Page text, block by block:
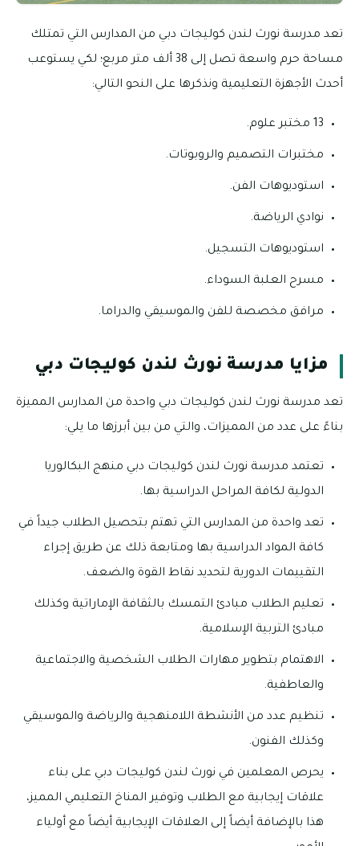
تعد مدرسة نورث لندن كوليجات دبي من المدارس التي تمتلك
مساحة حرم واسعة تصل إلى 38 ألف متر مربع؛ لكي يستوعب
أحدث الأجهزة التعليمية ونذكرها على النحو التالي:
13 مختبر علوم.
مختبرات التصميم والروبوتات.
استوديوهات الفن.
نوادي الرياضة.
استوديوهات التسجيل.
مسرح العلبة السوداء.
مرافق مخصصة للفن والموسيقي والدراما.
مزايا مدرسة نورث لندن كوليجات دبي
تعد مدرسة نورث لندن كوليجات دبي واحدة من المدارس المميزة
بناءً على عدد من المميزات، والتي من بين أبرزها ما يلي:
تعتمد مدرسة نورث لندن كوليجات دبي منهج البكالوريا
الدولية لكافة المراحل الدراسية بها.
تعد واحدة من المدارس التي تهتم بتحصيل الطلاب جيداً في
كافة المواد الدراسية بها ومتابعة ذلك عن طريق إجراء
التقييمات الدورية لتحديد نقاط القوة والضعف.
تعليم الطلاب مبادئ التمسك بالثقافة الإماراتية وكذلك
مبادئ التربية الإسلامية.
الاهتمام بتطوير مهارات الطلاب الشخصية والاجتماعية
والعاطفية.
تنظيم عدد من الأنشطة اللامنهجية والرياضة والموسيقي
وكذلك الفنون.
يحرص المعلمين في نورث لندن كوليجات دبي على بناء
علاقات إيجابية مع الطلاب وتوفير المناخ التعليمي المميز،
هذا بالإضافة أيضاً إلى العلاقات الإيجابية أيضاً مع أولياء